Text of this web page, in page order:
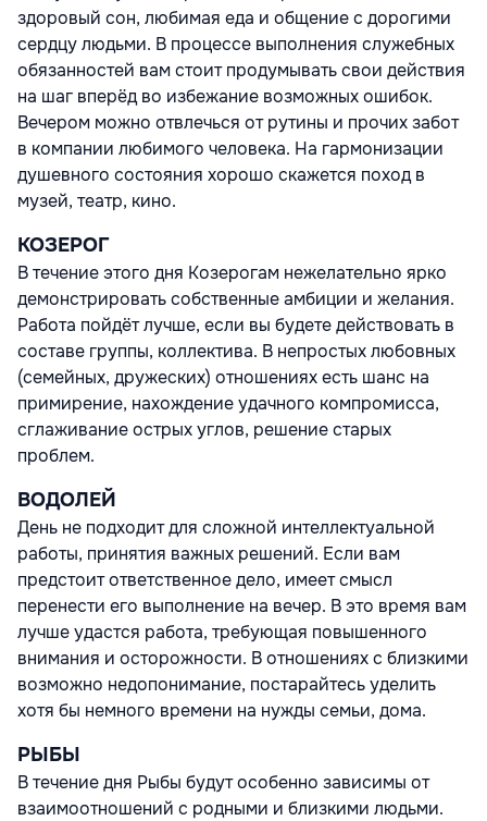
здоровый сон, любимая еда и общение с дорогими
сердцу людьми. В процессе выполнения служебных
обязанностей вам стоит продумывать свои действия
на шаг вперёд во избежание возможных ошибок.
Вечером можно отвлечься от рутины и прочих забот
в компании любимого человека. На гармонизации
душевного состояния хорошо скажется поход в
музей, театр, кино.
КОЗЕРОГ
В течение этого дня Козерогам нежелательно ярко
демонстрировать собственные амбиции и желания.
Работа пойдёт лучше, если вы будете действовать в
составе группы, коллектива. В непростых любовных
(семейных, дружеских) отношениях есть шанс на
примирение, нахождение удачного компромисса,
сглаживание острых углов, решение старых
проблем.
ВОДОЛЕЙ
День не подходит для сложной интеллектуальной
работы, принятия важных решений. Если вам
предстоит ответственное дело, имеет смысл
перенести его выполнение на вечер. В это время вам
лучше удастся работа, требующая повышенного
внимания и осторожности. В отношениях с близкими
возможно недопонимание, постарайтесь уделить
хотя бы немного времени на нужды семьи, дома.
РЫБЫ
В течение дня Рыбы будут особенно зависимы от
взаимоотношений с родными и близкими людьми.